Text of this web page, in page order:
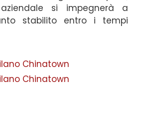
si impegnerà a
stabilito entro i tempi
Chinatown
Chinatown